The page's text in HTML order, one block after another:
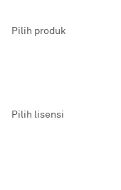
Pilih produk
Pilih lisensi